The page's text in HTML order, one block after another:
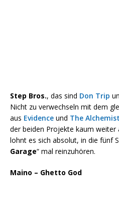
Step Bros., das sind Don Trip
Nicht zu verwechseln mit dem
aus Evidence und The Alchemist
der beiden Projekte kaum weiter
lohnt es sich absolut, in die fünf
Garage“ mal reinzuhören.
Maino – Ghetto God